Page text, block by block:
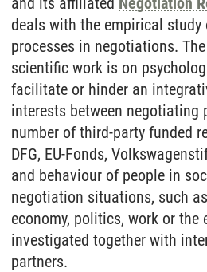
deals with the empirical
processes in negotiations.
scientific work is on
facilitate or hinder an
interests between negotiating
number of third-party funded
DFG, EU-Fonds,
and behaviour of people in
negotiation situations, such
economy, politics, work or the
investigated together with
partners.